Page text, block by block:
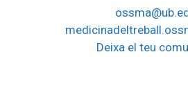
Deixa el teu